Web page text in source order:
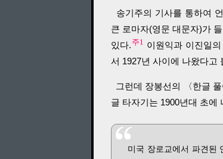
송기주의 기사를 통하여
큰 로마자(영문 대문자)가
있다. 주1 이원익과 이진일
서 1927년 사이에 나왔다고
그런데 장봉선의 〈한글
글 타자기는 1900년대 초에
미국 장로교에서 파견된